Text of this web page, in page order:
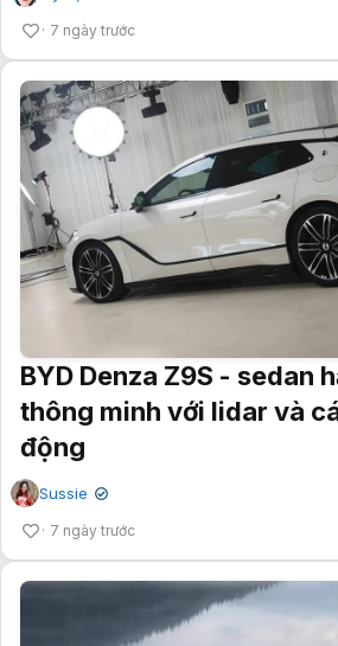
7 ngày trước
BYD Denza Z9S - sedan
thông minh với lidar và
động
Sussie ✔
7 ngày trước